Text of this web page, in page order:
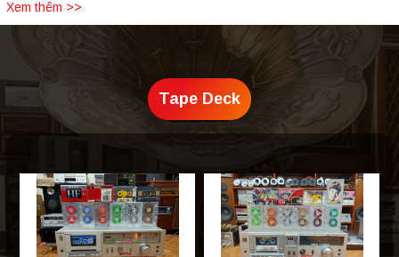
Xem thêm >>
Tape Deck